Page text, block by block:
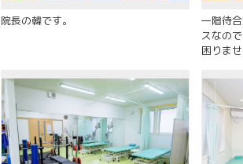
院長の韓です。
一階待
スなの
困りませ